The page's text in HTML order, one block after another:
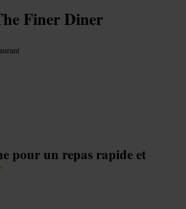
Finer Diner
pour un repas rapide et